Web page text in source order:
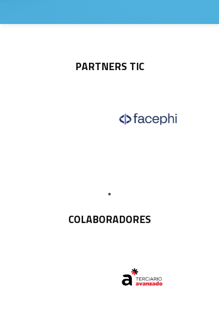
PARTNERS TIC
COLABORADORES